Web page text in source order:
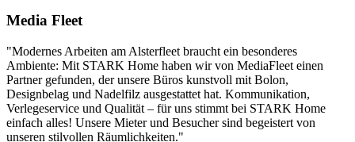
Media Fleet
"Modernes Arbeiten am Alsterfleet braucht ein besonderes
Ambiente: Mit STARK Home haben wir von MediaFleet einen
Partner gefunden, der unsere Büros kunstvoll mit Bolon,
Designbelag und Nadelfilz ausgestattet hat. Kommunikation,
Verlegeservice und Qualität – für uns stimmt bei STARK Home
einfach alles! Unsere Mieter und Besucher sind begeistert von
unseren stilvollen Räumlichkeiten."